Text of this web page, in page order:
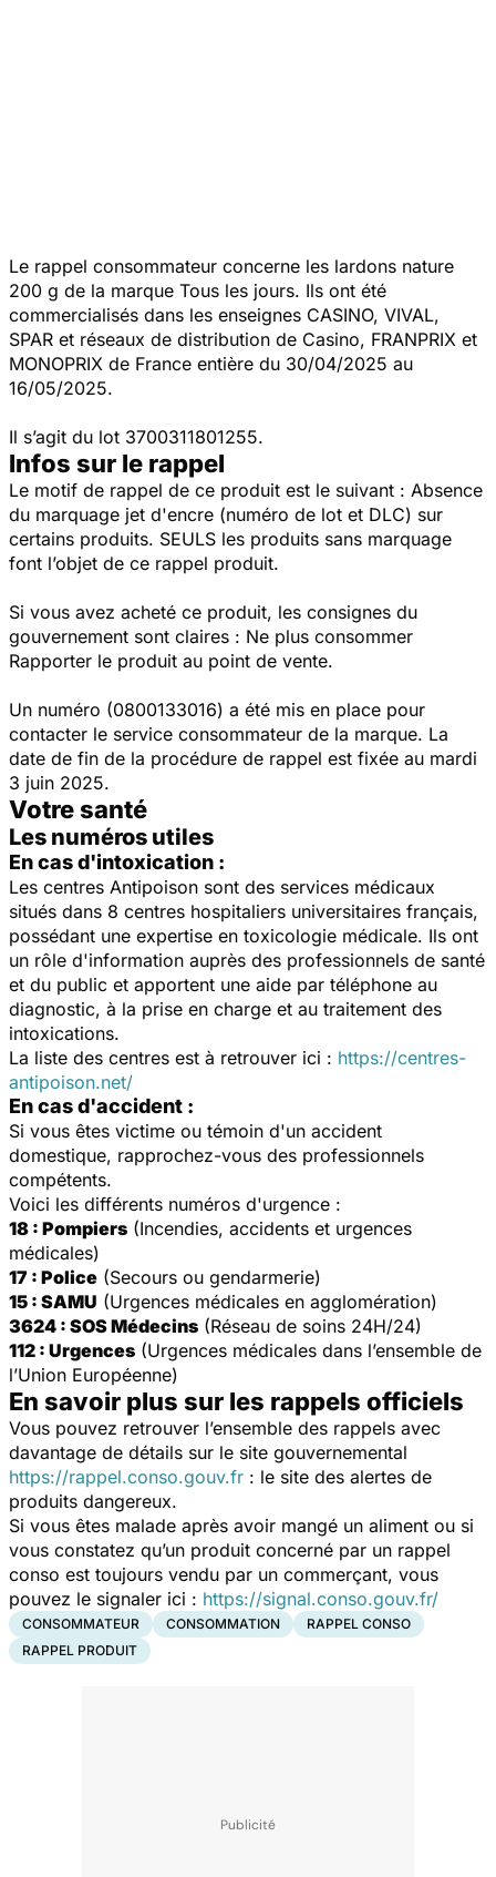
Le rappel consommateur concerne les lardons nature
200 g de la marque Tous les jours. Ils ont été
commercialisés dans les enseignes CASINO, VIVAL,
SPAR et réseaux de distribution de Casino, FRANPRIX et
MONOPRIX de France entière du 30/04/2025 au
16/05/2025.
Il s’agit du lot 3700311801255.
Infos sur le rappel
Le motif de rappel de ce produit est le suivant : Absence
du marquage jet d'encre (numéro de lot et DLC) sur
certains produits. SEULS les produits sans marquage
font l’objet de ce rappel produit.
Si vous avez acheté ce produit, les consignes du
gouvernement sont claires : Ne plus consommer
Rapporter le produit au point de vente.
Un numéro (0800133016) a été mis en place pour
contacter le service consommateur de la marque. La
date de fin de la procédure de rappel est fixée au mardi
3 juin 2025.
Votre santé
Les numéros utiles
En cas d'intoxication :
Les centres Antipoison sont des services médicaux
situés dans 8 centres hospitaliers universitaires français,
possédant une expertise en toxicologie médicale. Ils ont
un rôle d'information auprès des professionnels de santé
et du public et apportent une aide par téléphone au
diagnostic, à la prise en charge et au traitement des
intoxications.
La liste des centres est à retrouver ici : https://centres-
antipoison.net/
En cas d'accident :
Si vous êtes victime ou témoin d'un accident
domestique, rapprochez-vous des professionnels
compétents.
Voici les différents numéros d'urgence :
18 : Pompiers (Incendies, accidents et urgences
médicales)
17 : Police (Secours ou gendarmerie)
15 : SAMU (Urgences médicales en agglomération)
3624 : SOS Médecins (Réseau de soins 24H/24)
112 : Urgences (Urgences médicales dans l’ensemble de
l’Union Européenne)
En savoir plus sur les rappels officiels
Vous pouvez retrouver l’ensemble des rappels avec
davantage de détails sur le site gouvernemental
https://rappel.conso.gouv.fr : le site des alertes de
produits dangereux.
Si vous êtes malade après avoir mangé un aliment ou si
vous constatez qu’un produit concerné par un rappel
conso est toujours vendu par un commerçant, vous
pouvez le signaler ici : https://signal.conso.gouv.fr/
CONSOMMATEUR CONSOMMATION
RAPPEL CONSO
RAPPEL PRODUIT